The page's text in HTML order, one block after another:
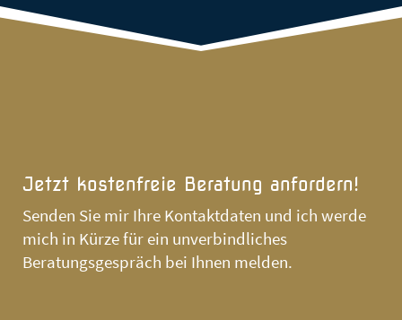
Jetzt kostenfreie Beratung anfordern!
Senden Sie mir Ihre Kontaktdaten und ich werde
mich in Kürze für ein unverbindliches
Beratungsgespräch bei Ihnen melden.